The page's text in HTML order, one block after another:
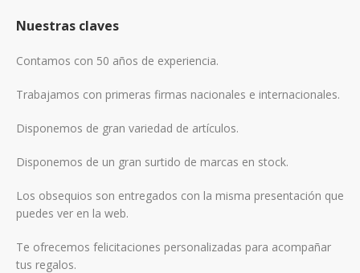
Nuestras claves
Contamos con 50 años de experiencia.
Trabajamos con primeras firmas nacionales e internacionales.
Disponemos de gran variedad de artículos.
Disponemos de un gran surtido de marcas en stock.
Los obsequios son entregados con la misma presentación que
puedes ver en la web.
Te ofrecemos felicitaciones personalizadas para acompañar
tus regalos.